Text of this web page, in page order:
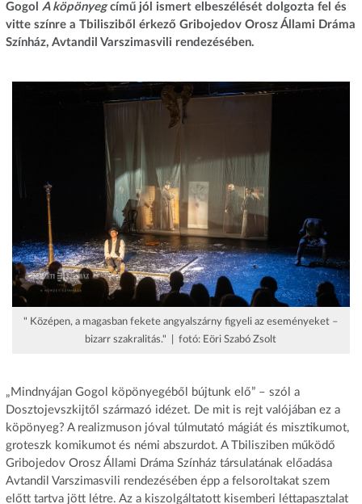
Gogol A köpönyegcímű jól ismert elbeszélését dolgozta fel és
vitte színre a Tbilisziből érkező Gribojedov Orosz Állami Dráma
Színház, Avtandil Varszimasvili rendezésében.
" Középen, a magasban fekete angyalszárny figyeli az eseményeket –
bizarr szakralitás." | fotó: Eöri Szabó Zsolt
„Mindnyájan Gogol köpönyegéből bújtunk elő” – szól a
Dosztojevszkijtől származó idézet. De mit is rejt valójában ez a
köpönyeg? A realizmuson jóval túlmutató mágiát és misztikumot,
groteszk komikumot és némi abszurdot. A Tbilisziben működő
Gribojedov Orosz Állami Dráma Színház társulatának előadása
Avtandil Varszimasvili rendezésében épp a felsoroltakat szem
előtt tartva jött létre. Az a kiszolgáltatott kisemberi léttapasztalat